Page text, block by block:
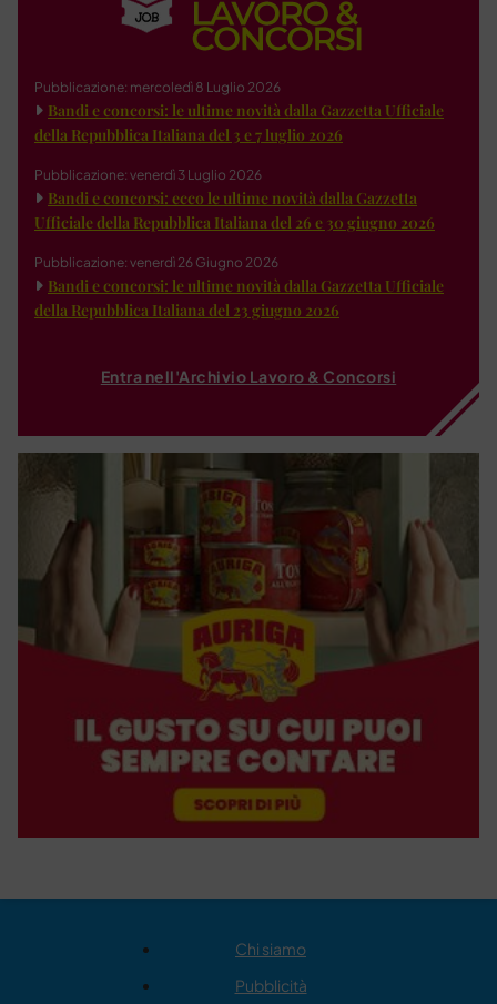
Pubblicazione: mercoledì 8 Luglio 2026
Bandi e concorsi: le ultime novità dalla Gazzetta Ufficiale
della Repubblica Italiana del 3 e 7 luglio 2026
Pubblicazione: venerdì 3 Luglio 2026
Bandi e concorsi: ecco le ultime novità dalla Gazzetta
Ufficiale della Repubblica Italiana del 26 e 30 giugno 2026
Pubblicazione: venerdì 26 Giugno 2026
Bandi e concorsi: le ultime novità dalla Gazzetta Ufficiale
della Repubblica Italiana del 23 giugno 2026
Entra nell'Archivio Lavoro & Concorsi
Chi siamo
Pubblicità